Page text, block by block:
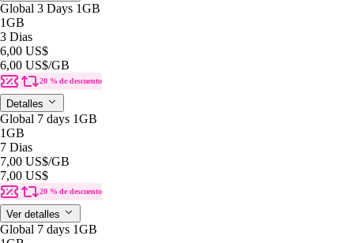
Global 3 Days 1GB
1GB
3 Dias
6,00 US$
6,00 US$/GB
20 % de descuento
Detalles
Global 7 days 1GB
1GB
7 Dias
7,00 US$/GB
7,00 US$
20 % de descuento
Ver detalles
Global 7 days 1GB